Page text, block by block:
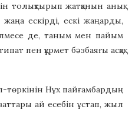
толықтырып жатқанын анық
ескірді, ескі жаңарды,
де, таным мен пайым
пен құрмет бәзбаяғы асқақ
төркінін Нұх пайғамбардың
ай есебін ұстап, жыл